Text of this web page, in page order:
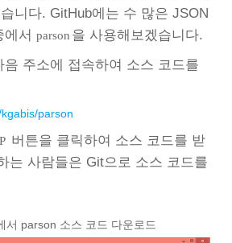
니다. GitHub에는 수 많은 JSON
에서 parson 을 사용해보겠습니다.
주소에 접속하여 소스 코드를
parson
버튼을 클릭하여 소스 코드를 받
는 사람들은 Git으로 소스 코드를
서 parson 소스 코드 다운로드